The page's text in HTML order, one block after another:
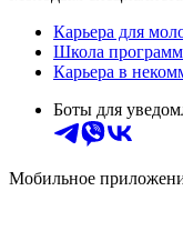
Карьера для
Школа
Карьера в
Боты для
Мобильное